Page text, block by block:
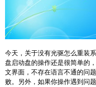
今天，关于没有光驱怎么重装
盘启动盘的操作还是很简单的
文界面，不存在语言不通的问
败。另外，如果你操作遇到问